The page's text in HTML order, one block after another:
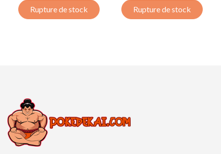
Rupture de stock Rupture de stock